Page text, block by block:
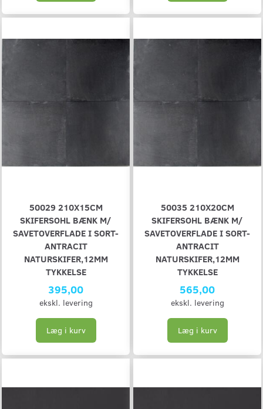
50029 210X15CM
SKIFERSOHL BÆNK M/
SAVETOVERFLADE I SORT-
ANTRACIT
NATURSKIFER,12MM
TYKKELSE
395,00
ekskl. levering
Læg i kurv
50035 210X20CM
SKIFERSOHL BÆNK M/
SAVETOVERFLADE I SORT-
ANTRACIT
NATURSKIFER,12MM
TYKKELSE
565,00
ekskl. levering
Læg i kurv